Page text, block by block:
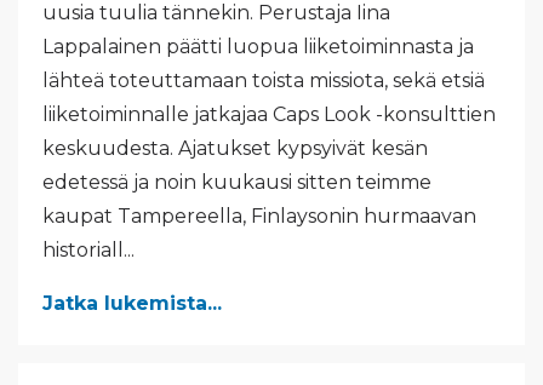
uusia tuulia tännekin. Perustaja Iina
Lappalainen päätti luopua liiketoiminnasta ja
lähteä toteuttamaan toista missiota, sekä etsiä
liiketoiminnalle jatkajaa Caps Look -konsulttien
keskuudesta. Ajatukset kypsyivät kesän
edetessä ja noin kuukausi sitten teimme
kaupat Tampereella, Finlaysonin hurmaavan
historiall...
Jatka lukemista...